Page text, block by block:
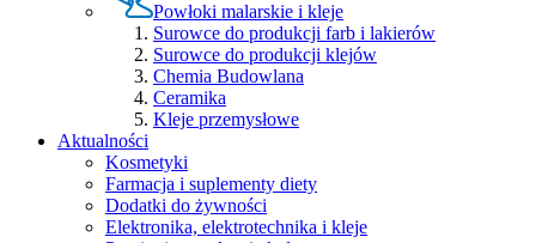
Powłoki malarskie i kleje
Surowce do produkcji farb i lakierów
Surowce do produkcji klejów
Chemia Budowlana
Ceramika
Kleje przemysłowe
Aktualności
Kosmetyki
Farmacja i suplementy diety
Dodatki do żywności
Elektronika, elektrotechnika i kleje